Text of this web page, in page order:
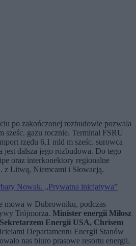
po zakończonej rozbudowie pozwala
sześc. gazu rocznie. Terminal FSRU
rzędu 6,1 mld m sześc. surowca
dalsza jego rozbudowa. Do tego
oraz interkonektory regionalne
z Litwą, Niemcami i Słowacją.
Nowak. „Prywatna inicjatywa”
mowa w Dubrowniku, podczas
Trójmorza. Minister energii Miłosz
Energii USA, Chrisem
Departamentu Energii Stanów
nas biuro prasowe resortu energii.